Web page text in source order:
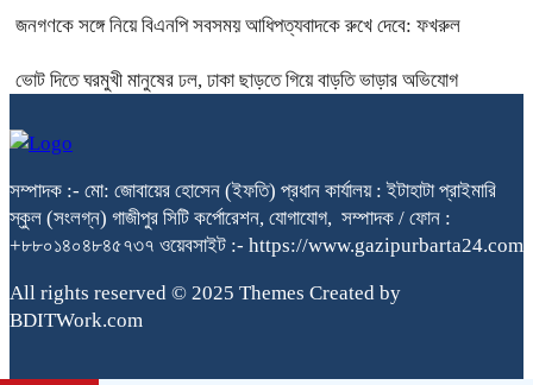
জনগণকে সঙ্গে নিয়ে বিএনপি সবসময় আধিপত্যবাদকে রুখে দেবে: ফখরুল
ভোট দিতে ঘরমুখী মানুষের ঢল, ঢাকা ছাড়তে গিয়ে বাড়তি ভাড়ার অভিযোগ
সম্পাদক :- মো: জোবায়ের হোসেন (ইফতি) প্রধান কার্যালয় : ইটাহাটা প্রাইমারি
স্কুল (সংলগ্ন) গাজীপুর সিটি কর্পোরেশন, যোগাযোগ, সম্পাদক / ফোন :
+৮৮০১৪০৪৮৪৫৭৩৭ ওয়েবসাইট :- https://www.gazipurbarta24.com
All rights reserved © 2025 Themes Created by
BDITWork.com